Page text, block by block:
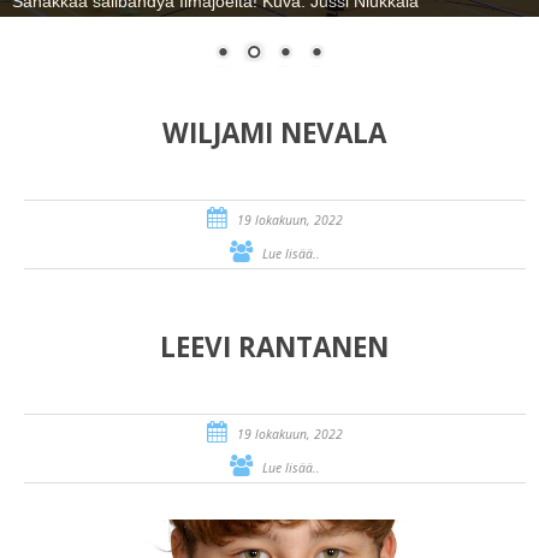
WILJAMI NEVALA
19 lokakuun, 2022
Lue lisää..
LEEVI RANTANEN
19 lokakuun, 2022
Lue lisää..